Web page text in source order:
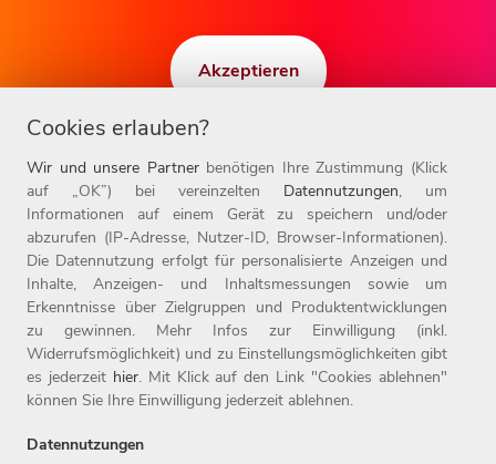
Akzeptieren
BEREIT, ZUKUNFT ZU GESTALTEN?
Cookies erlauben?
Wir und unsere Partnerbenötigen Ihre Zustimmung (Klick
auf „OK”) bei vereinzelten Datennutzungen, um
Informationen auf einem Gerät zu speichern und/oder
abzurufen (IP-Adresse, Nutzer-ID, Browser-Informationen).
Die Datennutzung erfolgt für personalisierte Anzeigen und
Inhalte, Anzeigen- und Inhaltsmessungen sowie um
Erkenntnisse über Zielgruppen und Produktentwicklungen
zu gewinnen. Mehr Infos zur Einwilligung (inkl.
Widerrufsmöglichkeit) und zu Einstellungsmöglichkeiten gibt
es jederzeit hier. Mit Klick auf den Link "Cookies ablehnen"
können Sie Ihre Einwilligung jederzeit ablehnen.
Datennutzungen